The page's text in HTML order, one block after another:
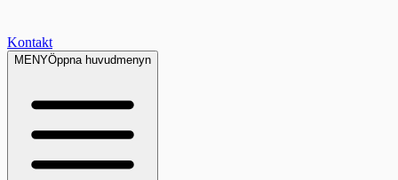
Kontakt
MENYÖppna huvudmenyn